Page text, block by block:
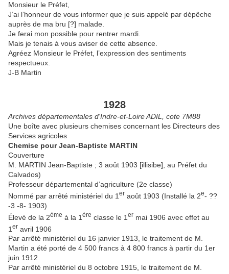
Monsieur le Préfet,
J’ai l’honneur de vous informer que je suis appelé par dépêche
auprès de ma bru [?] malade.
Je ferai mon possible pour rentrer mardi.
Mais je tenais à vous aviser de cette absence.
Agréez Monsieur le Préfet, l’expression des sentiments
respectueux.
J-B Martin
1928
Archives départementales d'Indre-et-Loire ADIL, cote 7M88
Une boîte avec plusieurs chemises concernant les Directeurs des
Services agricoles
Chemise pour Jean-Baptiste MARTIN
Couverture
M. MARTIN Jean-Baptiste ; 3 août 1903 [illisibe], au Préfet du
Calvados)
Professeur départemental d’agriculture (2e classe)
Nommé par arrêté ministériel du 1 er août 1903 (Installé la 2e- ??
-3 -8- 1903)
Élevé de la 2ème à la 1 ère classe le 1 er mai 1906 avec effet au
1 er avril 1906
Par arrêté ministériel du 16 janvier 1913, le traitement de M.
Martin a été porté de 4 500 francs à 4 800 francs à partir du 1er
juin 1912
Par arrêté ministériel du 8 octobre 1915, le traitement de M.